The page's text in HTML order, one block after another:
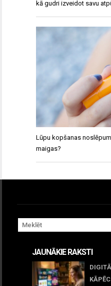
kā gudri izveidot savu
Lūpu kopšanas
maigas?
JAUNĀKIE RAKSTI